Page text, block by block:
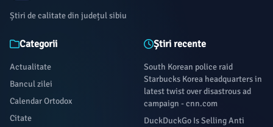
Știri de calitate din județul sibiu
Categorii
Actualitate
Bancul zilei
Calendar Ortodox
Citate
Știri recente
South Korean police raid
Starbucks Korea headquarters in
latest twist over disastrous ad
campaign - cnn.com
DuckDuckGo Is Selling Anti